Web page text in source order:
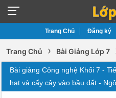
Trang Chủ Đăng ký
Trang Chủ › Bài Giảng Lớp 7
Bài giảng Công nghệ Khối 7 -
hạt và cấy cây vào bầu đất -